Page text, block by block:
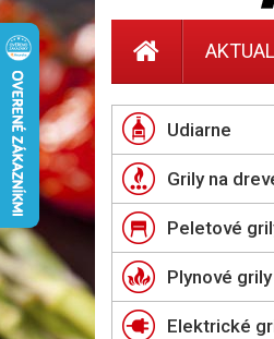
Udiarne
Grily na
Peletové
Plynové grily
Elektrické